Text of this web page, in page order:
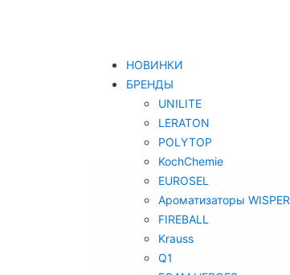
НОВИНКИ
БРЕНДЫ
UNILITE
LERATON
POLYTOP
KochChemie
EUROSEL
Ароматизаторы WISPER
FIREBALL
Krauss
Q1